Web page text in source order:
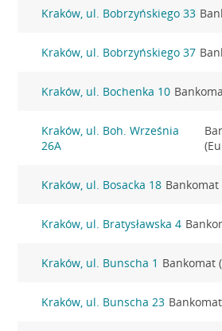
Kraków, ul. Bobrzyńskiego 33
Kraków, ul. Bobrzyńskiego 37
Kraków, ul. Bochenka 10
Kraków, ul. Boh. Września
26A
Kraków, ul. Bosacka 18
Kraków, ul. Bratysławska 4
Kraków, ul. Bunscha 1 Bankomat
Kraków, ul. Bunscha 23